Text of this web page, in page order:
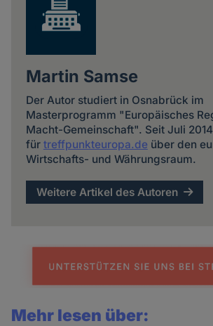
Martin Samse
Der Autor studiert in Osnabrück im
Masterprogramm "Europäisches
Macht-Gemeinschaft". Seit Juli
für treffpunkteuropa.de über den
Wirtschafts- und Währungsraum.
Weitere Artikel des Autoren
Mehr lesen über: